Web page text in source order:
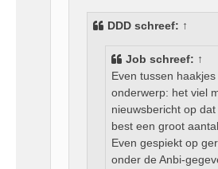
DDD schreef: ↑
Job schreef: ↑
Even tussen
onderwerp: het viel
nieuwsbericht op
best een groot
Even gespiekt op
onder de Anbi-